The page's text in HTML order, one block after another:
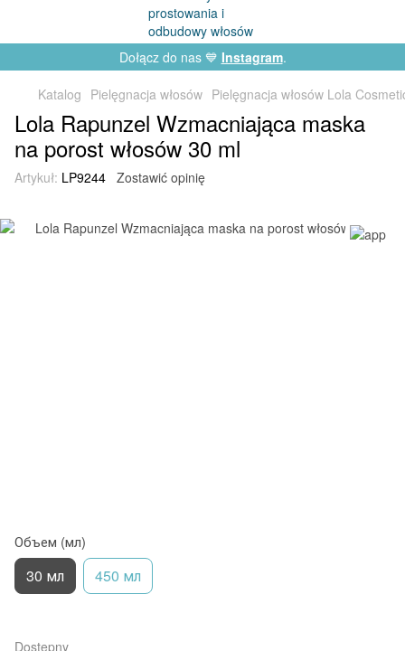
Dołącz do nas 💙 Instagram.
Katalog Pielęgnacja włosów Pielęgnacja włosów Lola
Lola Rapunzel Wzmacniająca maska
na porost włosów 30 ml
Artykuł: LP9244 Zostawić opinię
Объем (мл)
30 мл 450 мл
Dostępny